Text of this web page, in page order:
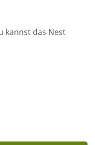
kannst das Nest